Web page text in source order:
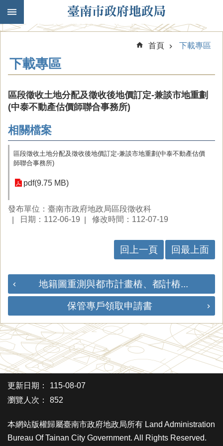
跳到主要內容區塊
首頁 下載專區
下載專區
區段徵收土地分配及徵收後地價訂定-兼談市地重劃
(中泰不動產估價師聯合事務所)
相關檔案
區段徵收土地分配及徵收後地價訂定-兼談市地重劃(中泰不動產估價
師聯合事務所)
pdf(9.75 MB)
發布單位：臺南市政府地政局區段徵收科
日期：112-06-19
修改時間：112-07-19
回上一頁 回最上面
地籍圖重測與都市計畫樁、都計樁...
保管專戶領取申請書
更新日期：
115-08-07
瀏覽人次：
852
本網站版權歸屬臺南市政府地政局所有 Land Administration
Bureau Of Tainan City Government. All Rights Reserved.